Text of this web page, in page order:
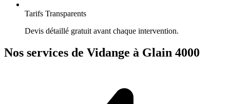
Tarifs Transparents
Devis détaillé gratuit avant chaque intervention.
Nos services de Vidange à Glain 4000